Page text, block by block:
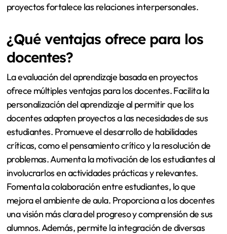
proyectos fortalece las relaciones interpersonales.
¿Qué ventajas ofrece para los
docentes?
La evaluación del aprendizaje basada en proyectos
ofrece múltiples ventajas para los docentes. Facilita la
personalización del aprendizaje al permitir que los
docentes adapten proyectos a las necesidades de sus
estudiantes. Promueve el desarrollo de habilidades
críticas, como el pensamiento crítico y la resolución de
problemas. Aumenta la motivación de los estudiantes al
involucrarlos en actividades prácticas y relevantes.
Fomenta la colaboración entre estudiantes, lo que
mejora el ambiente de aula. Proporciona a los docentes
una visión más clara del progreso y comprensión de sus
alumnos. Además, permite la integración de diversas